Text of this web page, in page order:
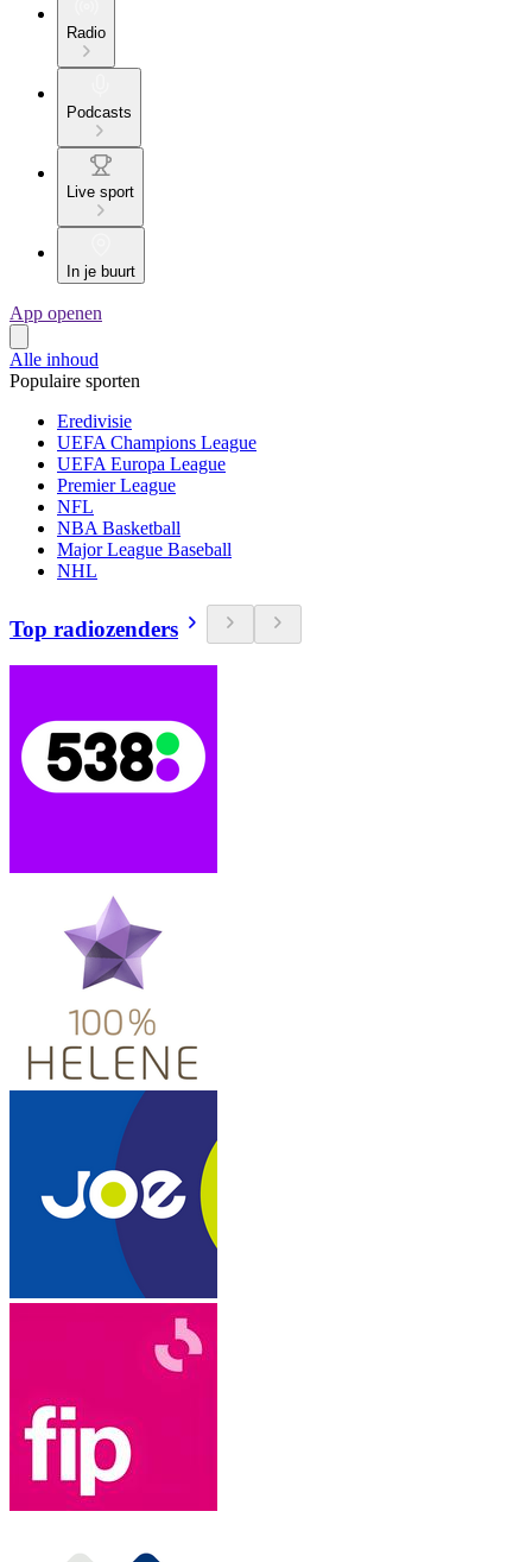
Radio
Podcasts
Live sport
In je buurt
App openen
Alle inhoud
Populaire sporten
Eredivisie
UEFA Champions League
UEFA Europa League
Premier League
NFL
NBA Basketball
Major League Baseball
NHL
Top radiozenders